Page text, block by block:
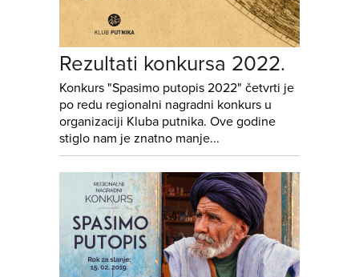
Rezultati konkursa 2022.
Konkurs "Spasimo putopis 2022" četvrti je
po redu regionalni nagradni konkurs u
organizaciji Kluba putnika. Ove godine
stiglo nam je znatno manje...